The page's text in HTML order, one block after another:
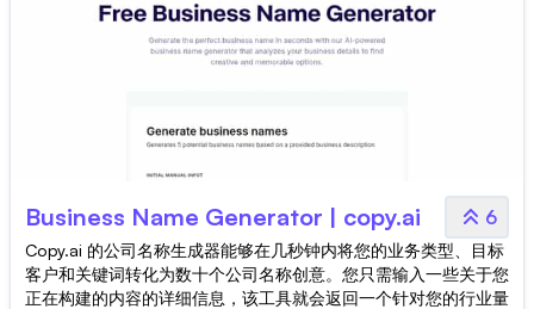
Business Name Generator | copy.ai 6
Copy.ai 的公司名称生成器能够在几秒钟内将您的业务类型、目标
客户和关键词转化为数十个公司名称创意。您只需输入一些关于您
正在构建的内容的详细信息，该工具就会返回一个针对您的行业量